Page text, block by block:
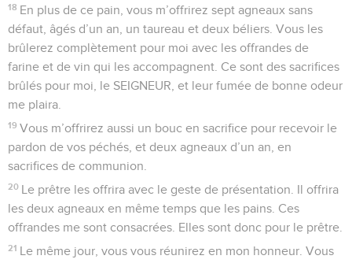
18 En plus de ce pain, vous m’offrirez sept agneaux sans
défaut, âgés d’un an, un taureau et deux béliers. Vous les
brûlerez complètement pour moi avec les offrandes de
farine et de vin qui les accompagnent. Ce sont des sacrifices
brûlés pour moi, le SEIGNEUR, et leur fumée de bonne odeur
me plaira.
19 Vous m’offrirez aussi un bouc en sacrifice pour recevoir le
pardon de vos péchés, et deux agneaux d’un an, en
sacrifices de communion.
20 Le prêtre les offrira avec le geste de présentation. Il offrira
les deux agneaux en même temps que les pains. Ces
offrandes me sont consacrées. Elles sont donc pour le prêtre.
21 Le même jour, vous vous réunirez en mon honneur. Vous